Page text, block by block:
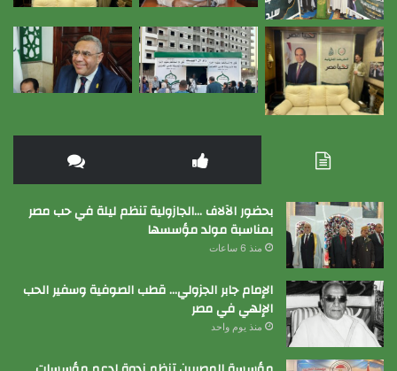
بحضور الآلاف …الجازولية تنظم ليلة في حب مصر
بمناسبة مولد مؤسسها
منذ 6 ساعات
الإمام جابر الجزولي… قطب الصوفية وسفير الحب
الإلهي في مصر
منذ يوم واحد